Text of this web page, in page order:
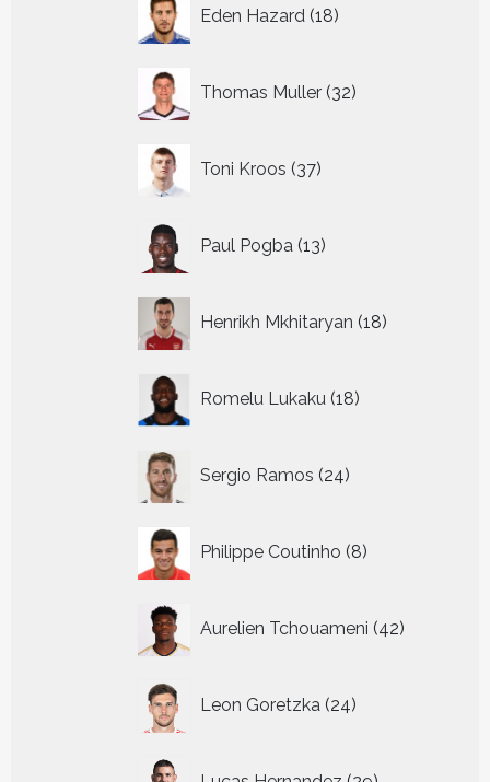
Eden Hazard 18
producten
Thomas Muller 32
producten
Toni Kroos 37
producten
Paul Pogba 13
producten
Henrikh Mkhitaryan 18
producten
Romelu Lukaku 18
producten
Sergio Ramos 24
producten
Philippe Coutinho 8
producten
Aurelien Tchouameni 42
producten
Leon Goretzka 24
producten